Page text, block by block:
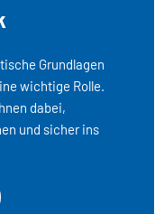
Grundlagen
wichtige Rolle.
dabei,
und sicher ins